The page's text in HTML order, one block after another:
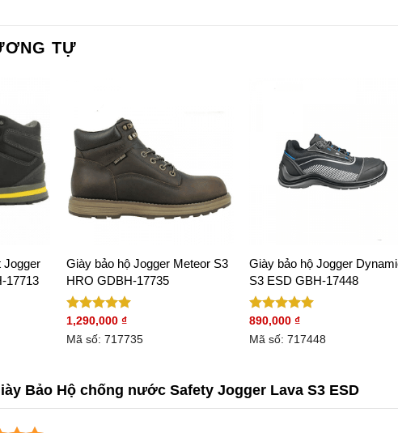
TỰ
Jogger
17713
Giày bảo hộ Jogger Meteor S3
HRO GDBH-17735
Được xếp
hạng 5.00
5 sao
1,290,000₫
Mã số: 717735
Giày bảo hộ Jogger
S3 ESD GBH-17448
Được xếp
hạng 5.00
5 sao
890,000₫
Mã số: 717448
Bảo Hộ chống nước Safety Jogger Lava S3 ESD